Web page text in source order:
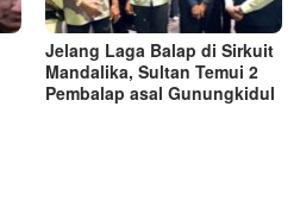
Jelang Laga Balap di Sirkuit
Mandalika, Sultan Temui 2
Pembalap asal Gunungkidul